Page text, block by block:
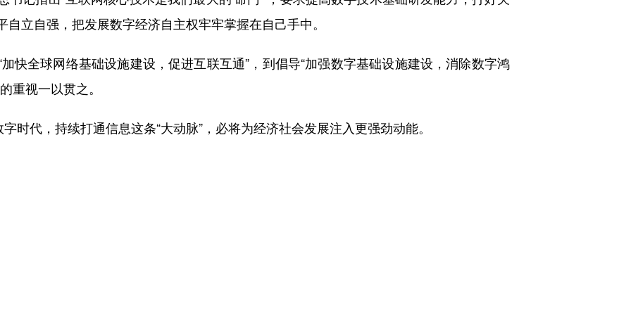
立自强，把发展数字经济自主权牢牢掌握在自己手中。
全球网络基础设施建设，促进互联互通”，到倡导“加强数字基础设施建设，消除数字鸿
重视一以贯之。
代，持续打通信息这条“大动脉”，必将为经济社会发展注入更强劲动能。